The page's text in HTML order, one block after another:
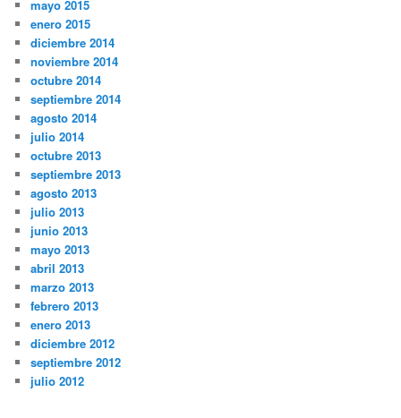
mayo 2015
enero 2015
diciembre 2014
noviembre 2014
octubre 2014
septiembre 2014
agosto 2014
julio 2014
octubre 2013
septiembre 2013
agosto 2013
julio 2013
junio 2013
mayo 2013
abril 2013
marzo 2013
febrero 2013
enero 2013
diciembre 2012
septiembre 2012
julio 2012